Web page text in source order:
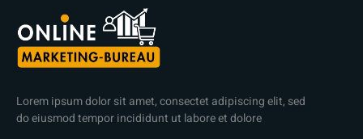
Lorem ipsum dolor sit amet, consectet adipiscing elit, sed
do eiusmod tempor incididunt ut labore et dolore